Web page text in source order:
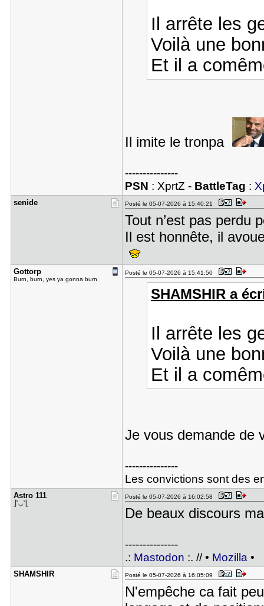
Il arrête les
Voilà une
Et il a
Il imite le tronpa
---------------
PSN : XprtZ - BattleTag :
senide Posté le 05-07-2026 à 15:40:21
Tout n’est pas perdu
Il est honnête, il
Gottorp
Burn, burn, yes ya gonna burn
Posté le 05-07-2026 à 15:41:50
SHAMSHIR a
Il arrête les
Voilà une
Et il a
Je vous demande
---------------
Les convictions sont des
Astro 111
⎦˚◡˚⎣
Posté le 05-07-2026 à 16:02:58
De beaux discours
---------------
.: Mastodon :. // • Mozilla •
SHAMSHIR Posté le 05-07-2026 à 16:05:09
N'empêche ca fait